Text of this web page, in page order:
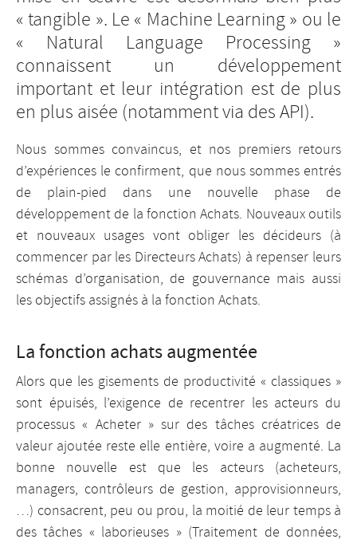
« tangible ». Le « Machine Learning » ou le
« Natural Language Processing »
connaissent un développement
important et leur intégration est de plus
en plus aisée (notamment via des API).
Nous sommes convaincus, et nos premiers retours
d’expériences le confirment, que nous sommes entrés
de plain-pied dans une nouvelle phase de
développement de la fonction Achats. Nouveaux outils
et nouveaux usages vont obliger les décideurs (à
commencer par les Directeurs Achats) à repenser leurs
schémas d’organisation, de gouvernance mais aussi
les objectifs assignés à la fonction Achats.
La fonction achats augmentée
Alors que les gisements de productivité « classiques »
sont épuisés, l’exigence de recentrer les acteurs du
processus « Acheter » sur des tâches créatrices de
valeur ajoutée reste elle entière, voire a augmenté. La
bonne nouvelle est que les acteurs (acheteurs,
managers, contrôleurs de gestion, approvisionneurs,
…) consacrent, peu ou prou, la moitié de leur temps à
des tâches « laborieuses » (Traitement de données,